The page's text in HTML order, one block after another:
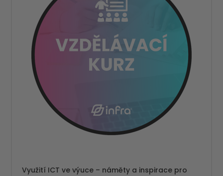
Využití ICT ve výuce – náměty a inspirace pro